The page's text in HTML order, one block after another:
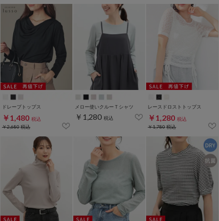
ドレープトップス
￥1,480 税込
￥2,680税込
メロー使いクルーＴシャツ
￥1,280 税込
レースドロストトップス
￥1,280 税込
￥1,780税込